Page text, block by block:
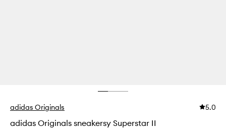
adidas Originals 5.0
adidas Originals sneakersy Superstar II